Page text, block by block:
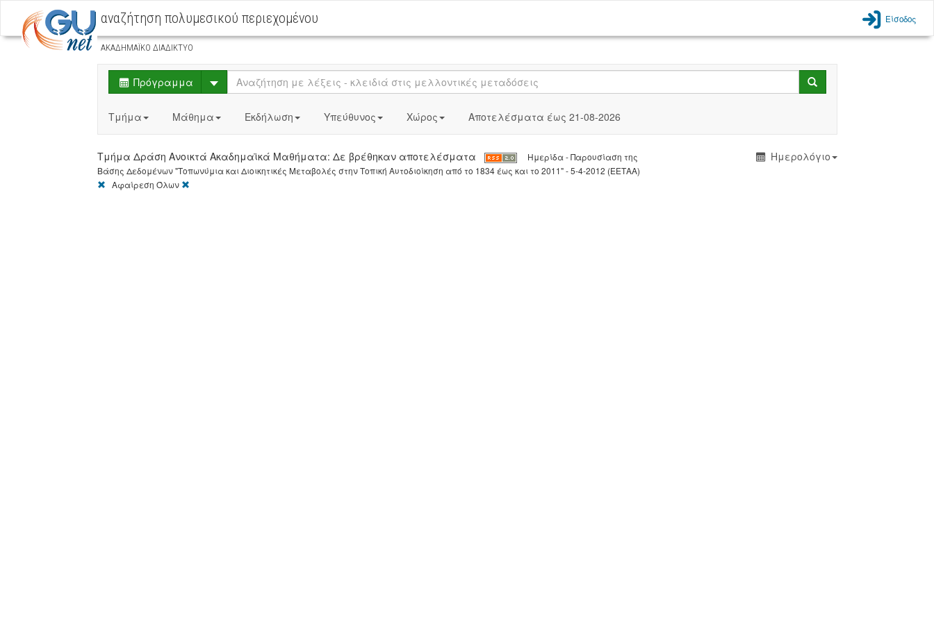
αναζήτηση πολυμεσικού περιεχομένου
ΑΚΑΔΗΜΑΪΚΟ ΔΙΑΔΙΚΤΥΟ
Είσοδος
Πρόγραμμα Select Search
Τμήμα Μάθημα Εκδήλωση Υπεύθυνος Χώρος Αποτελέσματα έως 21-08-2026
Τμήμα Δράση Ανοικτά Ακαδημαϊκά Μαθήματα: Δε βρέθηκαν αποτελέσματα
Ημερίδα - Παρουσίαση της
Βάσης Δεδομένων "Τοπωνύμια και Διοικητικές Μεταβολές στην Τοπική Αυτοδιοίκηση από το 1834 έως και το 2011" - 5-4-2012 (ΕΕΤΑΑ)
[X]Αφαίρεση Όλων [X]
Ημερολόγιο